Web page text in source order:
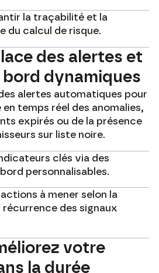
la traçabilité et la
du calcul de risque.
des alertes et
dynamiques
alertes automatiques pour
temps réel des anomalies,
expirés ou de la présence
sur liste noire.
clés via des
personnalisables.
à mener selon la
récurrence des signaux
votre
la durée